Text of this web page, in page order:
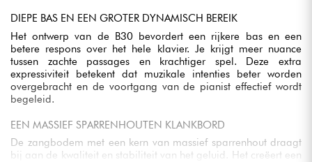
DIEPE BAS EN EEN GROTER DYNAMISCH BEREIK
Het ontwerp van de B30 bevordert een rijkere bas en een
betere respons over het hele klavier. Je krijgt meer nuance
tussen zachte passages en krachtiger spel. Deze extra
expressiviteit betekent dat muzikale intenties beter worden
overgebracht en de voortgang van de pianist effectief wordt
begeleid.
EEN MASSIEF SPARRENHOUTEN KLANKBORD
De zangbodem met een kern van massief sparrenhout draagt
bij aan de kwaliteit en stabiliteit van het geluid. Het creëert een